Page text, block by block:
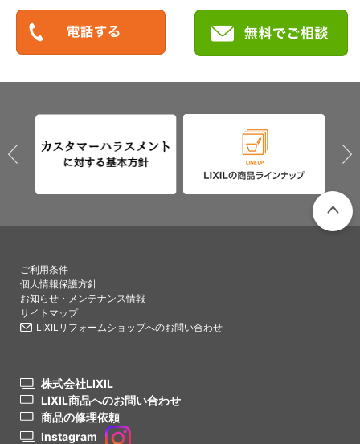
ご利用条件
個人情報保護方針
お知らせ・メンテナンス情報
サイトマップ
LIXILリフォームショップへのお問い合わせ
株式会社LIXIL
LIXIL商品へのお問い合わせ
商品の修理依頼
Instagram